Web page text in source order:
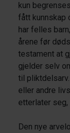
kun
fått kunnskap
har felles
årene før
testament at
gjelder selv
til
eller andre
etterlater
Den nye